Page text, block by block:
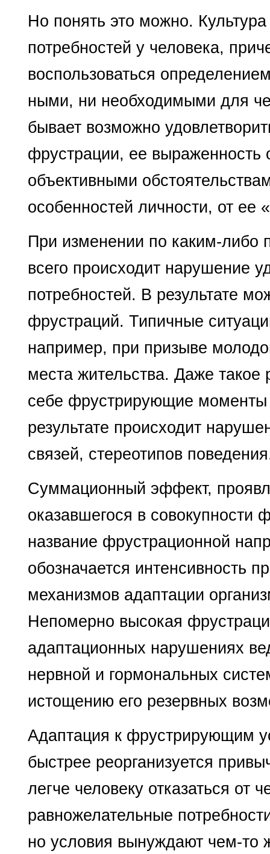
Но понять это можно.
потребностей у человека,
воспользоваться
ными, ни необходимыми для
бывает возможно
фрустрации, ее выраженность
объективными
особенностей лич­ности, от ее
При изменении по каким-либо
всего происходит нарушение
потребностей. В результате
фрустраций. Типичные
например, при призыве
места жительства. Даже такое
себе фрустрирующие моменты
результате про­исходит
связей, стереотипов
Суммационный эффект,
оказавшегося в совокупности
название фрустрационной
обозначается интен­сивность
механиз­мов адаптации
Непомерно высокая
адаптационных нарушениях
нервной и гормональных
исто­щению его резервных
Адаптация к фрустрирующим
быстрее реорганизуется
легче человеку отказаться от
равножелательные
но условия вынуждают чем-то